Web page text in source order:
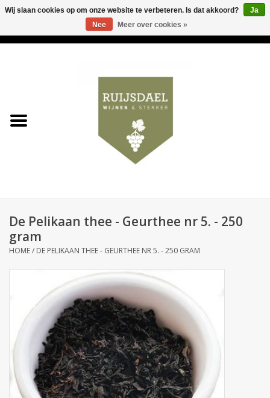
& sterker
Contact
De Pelikaan thee - Geurthee nr 5. - 250
gram
HOME/ DE PELIKAAN THEE - GEURTHEE NR 5. - 250 GRAM
Wij slaan cookies op om onze website te verbeteren. Is dat akkoord?
Ja
Nee
Meer over cookies »